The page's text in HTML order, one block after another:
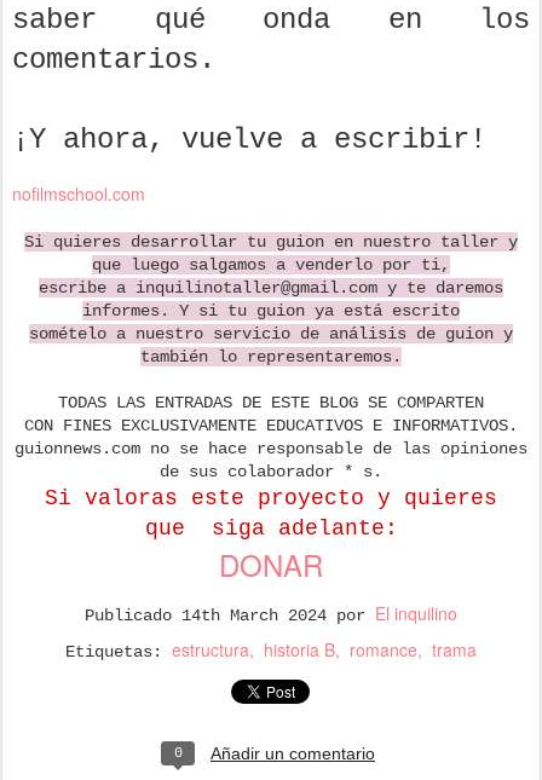
saber qué onda en los
comentarios.
¡Y ahora, vuelve a escribir!
nofilmschool.com
Si quieres desarrollar tu guion en nuestro taller y
que luego salgamos a venderlo por ti,
escribe a inquilinotaller@gmail.com y te daremos
informes. Y si tu guion ya está escrito
somételo a nuestro servicio de análisis de guion y
también lo representaremos.
TODAS LAS ENTRADAS DE ESTE BLOG SE COMPARTEN
CON FINES EXCLUSIVAMENTE EDUCATIVOS E INFORMATIVOS.
guionnews.com no se hace responsable de las opiniones
de sus colaborador * s.
Si valoras este proyecto y quieres
que siga adelante:
DONAR
Publicado 14th March 2024 por El inquilino
Etiquetas: estructura historia B romance trama
0 Añadir un comentario